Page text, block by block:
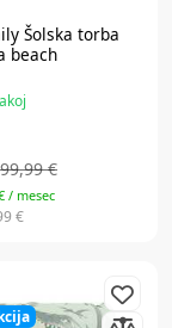
Šolska torba
beach
99,99 €
/ mesec
€